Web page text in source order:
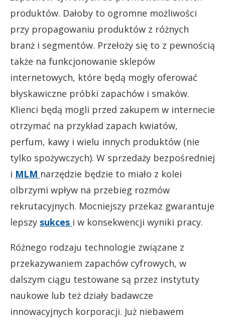
produktów. Dałoby to ogromne możliwości
przy propagowaniu produktów z różnych
branż i segmentów. Przełoży się to z pewnością
także na funkcjonowanie sklepów
internetowych, które będą mogły oferować
błyskawiczne próbki zapachów i smaków.
Klienci będą mogli przed zakupem w internecie
otrzymać na przykład zapach kwiatów,
perfum, kawy i wielu innych produktów (nie
tylko spożywczych). W sprzedaży bezpośredniej
i MLM narzędzie będzie to miało z kolei
olbrzymi wpływ na przebieg rozmów
rekrutacyjnych. Mocniejszy przekaz gwarantuje
lepszy sukces i w konsekwencji wyniki pracy.
Różnego rodzaju technologie związane z
przekazywaniem zapachów cyfrowych, w
dalszym ciągu testowane są przez instytuty
naukowe lub też działy badawcze
innowacyjnych korporacji. Już niebawem